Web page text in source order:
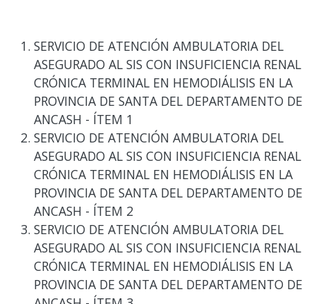
SERVICIO DE ATENCIÓN AMBULATORIA DEL
ASEGURADO AL SIS CON INSUFICIENCIA RENAL
CRÓNICA TERMINAL EN HEMODIÁLISIS EN LA
PROVINCIA DE SANTA DEL DEPARTAMENTO DE
ANCASH - ÍTEM 1
SERVICIO DE ATENCIÓN AMBULATORIA DEL
ASEGURADO AL SIS CON INSUFICIENCIA RENAL
CRÓNICA TERMINAL EN HEMODIÁLISIS EN LA
PROVINCIA DE SANTA DEL DEPARTAMENTO DE
ANCASH - ÍTEM 2
SERVICIO DE ATENCIÓN AMBULATORIA DEL
ASEGURADO AL SIS CON INSUFICIENCIA RENAL
CRÓNICA TERMINAL EN HEMODIÁLISIS EN LA
PROVINCIA DE SANTA DEL DEPARTAMENTO DE